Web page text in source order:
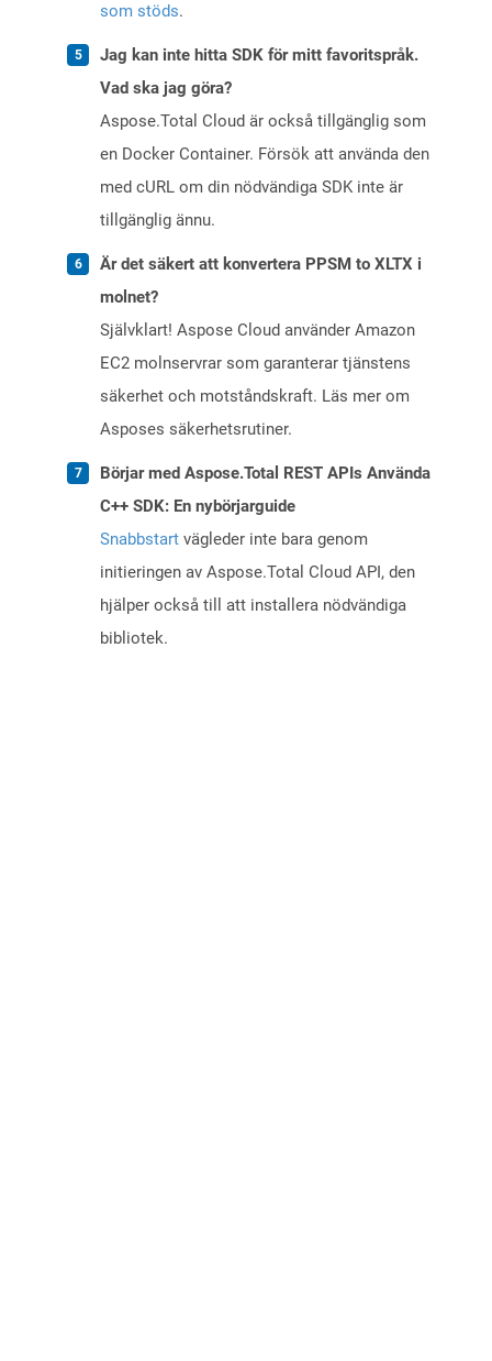
som stöds.
Jag kan inte hitta SDK för mitt favoritspråk.
Vad ska jag göra?
Aspose.Total Cloud är också tillgänglig som
en Docker Container. Försök att använda den
med cURL om din nödvändiga SDK inte är
tillgänglig ännu.
Är det säkert att konvertera PPSM to XLTX i
molnet?
Självklart! Aspose Cloud använder Amazon
EC2 molnservrar som garanterar tjänstens
säkerhet och motståndskraft. Läs mer om
Asposes säkerhetsrutiner.
Börjar med Aspose.Total REST APIs Använda
C++ SDK: En nybörjarguide
Snabbstart vägleder inte bara genom
initieringen av Aspose.Total Cloud API, den
hjälper också till att installera nödvändiga
bibliotek.